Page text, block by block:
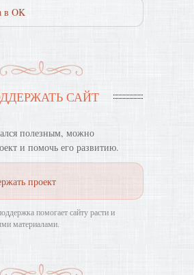
в OK
САЙТ
полезным, можно
и помочь его развитию.
проект
помогает сайту расти и
материалами.